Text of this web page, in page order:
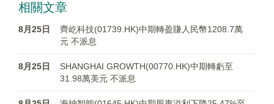
相關文章
8月25日
齊屹科技(01739.HK)中期轉盈賺人民幣1208.7萬
元 不派息
8月25日
SHANGHAI GROWTH(00770.HK)中期轉虧至
31.98萬美元 不派息